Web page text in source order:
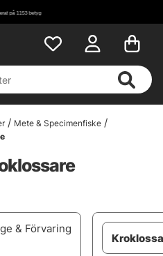
betyg
Mete & Specimenfiske
& Förvaring